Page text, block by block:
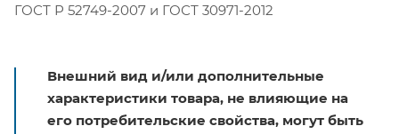
ГОСТ Р 52749-2007 и ГОСТ 30971-2012
Внешний вид и/или дополнительные
характеристики товара, не влияющие на
его потребительские свойства, могут быть